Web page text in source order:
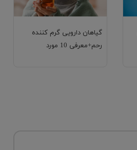
گیاهان دارویی گرم کننده
رحم+معرفی 10 مورد